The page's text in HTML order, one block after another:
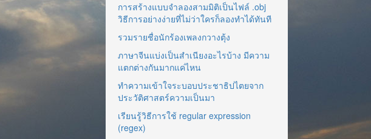
การสร้างแบบจำลองสามมิติเป็นไฟล์ .obj
วิธีการอย่างง่ายที่ไม่ว่าใครก็ลองทำได้ทันที
รวมรายชื่อนักร้องเพลงกวางตุ้ง
ภาษาจีนแบ่งเป็นสำเนียงอะไรบ้าง มีความ
แตกต่างกันมากแค่ไหน
ทำความเข้าใจระบอบประชาธิปไตยจาก
ประวัติศาสตร์ความเป็นมา
เรียนรู้วิธีการใช้ regular expression
(regex)